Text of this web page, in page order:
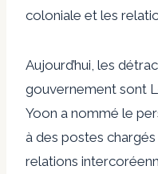
coloniale et les
Aujourd’hui, les
gouvernement sont
Yoon a nommé le
à des postes
relations